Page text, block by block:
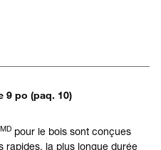
9 po (paq. 10)
MD pour le bois sont conçues
rapides, la plus longue durée